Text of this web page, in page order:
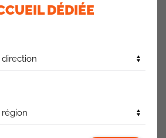
les tickets-restaurant
de l’avenant Télétravail !
l’engagement de la
situation soit régularisée
DÉDIÉE